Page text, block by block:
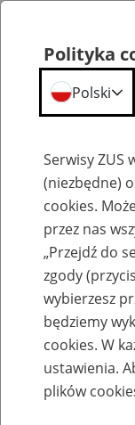
Szkolenia
Zaproś ZUS
eZUS w
Polityka
Polski
Serwisy ZUS
(niezbędne)
cookies.
przez nas
„Przejdź do
zgody
wybierzesz
będziemy
cookies. W
ustawienia.
plików